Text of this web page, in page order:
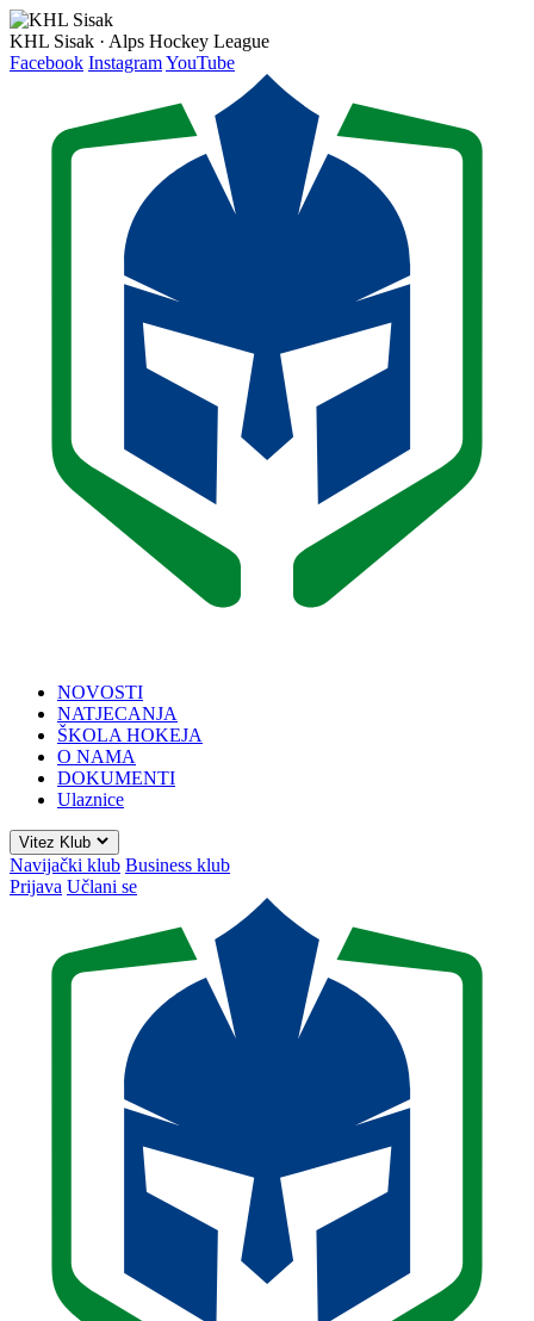
KHL Sisak · Alps Hockey League
Facebook InstagramYouTube
NOVOSTI
NATJECANJA
ŠKOLA HOKEJA
O NAMA
DOKUMENTI
Ulaznice
Vitez Klub
Navijački klub Business klub
Prijava Učlani se